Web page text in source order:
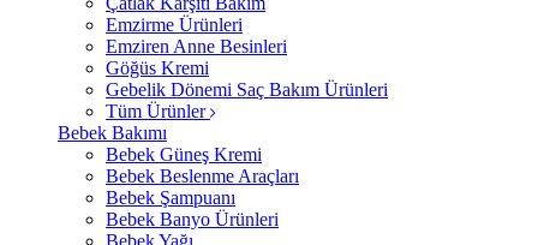
Emzirme Ürünleri
Emziren Anne Besinleri
Göğüs Kremi
Gebelik Dönemi Saç Bakım Ürünleri
Tüm Ürünler
Bebek Bakımı
Bebek Güneş Kremi
Bebek Beslenme Araçları
Bebek Şampuanı
Bebek Banyo Ürünleri
Bebek Yağı